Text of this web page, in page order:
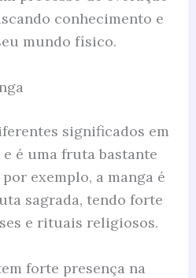
conhecimento e
mundo físico.
significados em
é uma fruta bastante
exemplo, a manga é
sagrada, tendo forte
e rituais religiosos.
forte presença na